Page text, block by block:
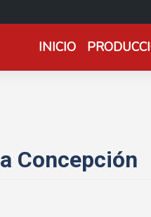
INICIO
Concepción